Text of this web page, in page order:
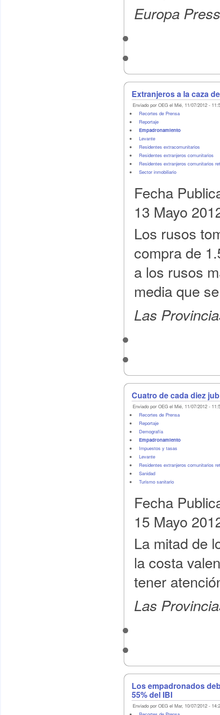
Europa
Extranjeros a la caza
Enviado por OEG el Mié, 11/07/2012 -
Recortes de Prensa
Reportaje
Empadronamiento
Levante
Residentes extracomunitarios
Residentes extranjeros comunitarios
Residentes extranjeros comunitarios
Sector inmobiliario
Fecha
13 Mayo
Los rusos
compra de
a los rusos
media que
Las
Cuatro de cada diez
Enviado por OEG el Mié, 11/07/2012 -
Recortes de Prensa
Reportaje
Demografí­a
Empadronamiento
Impuestos y tasas
Levante
Residentes extranjeros comunitarios
Sanidad
Turismo sanitario
Fecha
15 Mayo
La mitad de
la costa
tener
Las
Los empadronados
55% del IBI
Enviado por OEG el Mar, 10/07/2012 -